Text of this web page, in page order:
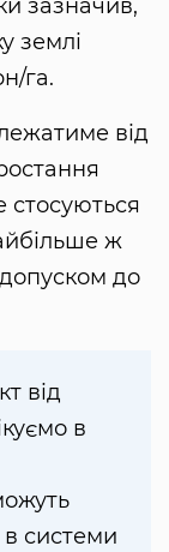
зазначив,
землі
га.
від
стосуються
ж
допуском до
від
в
в системи